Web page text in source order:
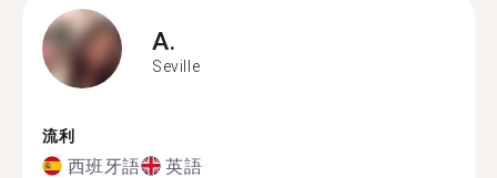
A.
Seville
流利
西班牙語 英語